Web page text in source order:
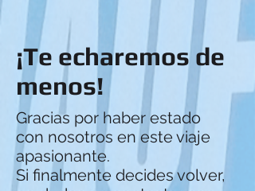
¡Te echaremos de
menos!
Gracias por haber estado
con nosotros en este viaje
apasionante.
Si finalmente decides volver,